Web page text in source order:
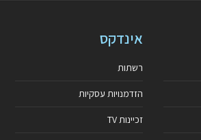
אינדקס
רשתות
הזדמנויות עסקיות
זכיינות TV